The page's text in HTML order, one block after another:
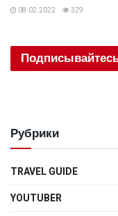
08.02.2022 329
Рубрики
TRAVEL GUIDE
YOUTUBER